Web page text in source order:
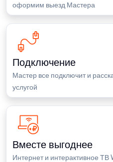
оформим выезд Мастера
Подключение
Мастер все подключит и
услугой
Вместе выгоднее
Интернет и интерактивное